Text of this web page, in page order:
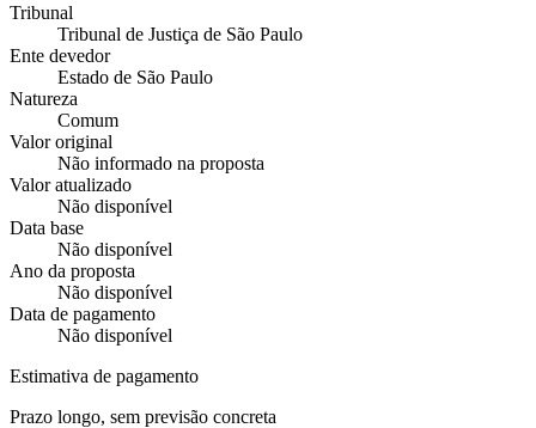
Tribunal
Tribunal de Justiça de São Paulo
Ente devedor
Estado de São Paulo
Natureza
Comum
Valor original
Não informado na proposta
Valor atualizado
Não disponível
Data base
Não disponível
Ano da proposta
Não disponível
Data de pagamento
Não disponível
Estimativa de pagamento
Prazo longo, sem previsão concreta